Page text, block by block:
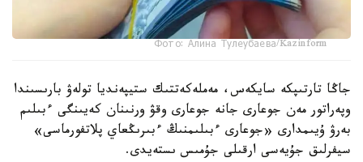
Фото: Алина Тулеубаева/Kazinform
جاڭا تارتىپكە سايكەس، مەملەكەتتىك ستيپەنديا تولەۋ بارىسىندا
وپەراتور مەن جوعارى جانە جوعارى وقۋ ورنىنان كەيىنگى ءبىلىم
بەرۋ ۇيىمدارى «جوعارى ءبىلىمنىڭ ءبىرىڭعاي پلاتفورماسى»
سيفرلىق جۇيەسى ارقىلى جۇمىس ىستەيدى.